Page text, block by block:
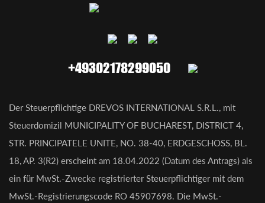
+49302178299050
Der Steuerpflichtige DREVOS INTERNATIONAL S.R.L., mit
Steuerdomizil MUNICIPALITY OF BUCHAREST, DISTRICT 4,
STR. PRINCIPATELE UNITE, NO. 38-40, ERDGESCHOSS, BL.
18, AP. 3(R2) erscheint am 18.04.2022 (Datum des Antrags) als
ein für MwSt.-Zwecke registrierter Steuerpflichtiger mit dem
MwSt.-Registrierungscode RO 45907698. Die MwSt.-